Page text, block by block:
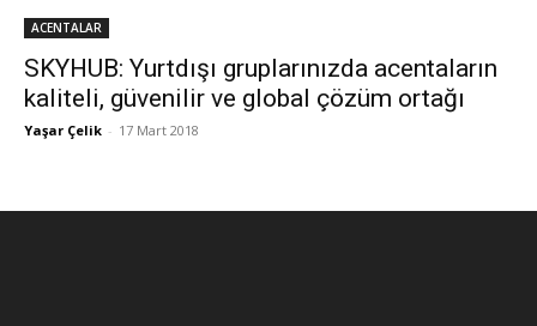
ACENTALAR
SKYHUB: Yurtdışı gruplarınızda acentaların
kaliteli, güvenilir ve global çözüm ortağı
Yaşar Çelik - 17 Mart 2018